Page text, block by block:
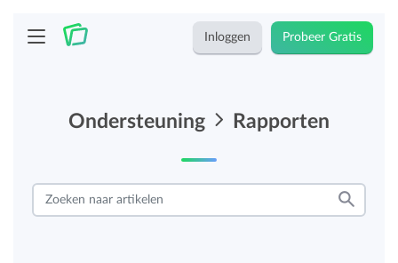
Inloggen Probeer Gratis
Ondersteuning Rapporten